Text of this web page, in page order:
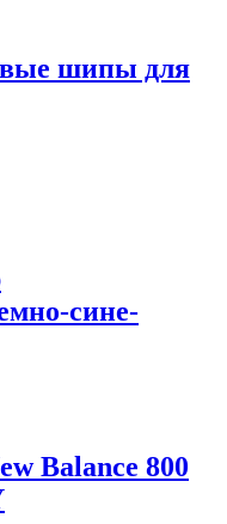
шипы для
сине-
Balance 800